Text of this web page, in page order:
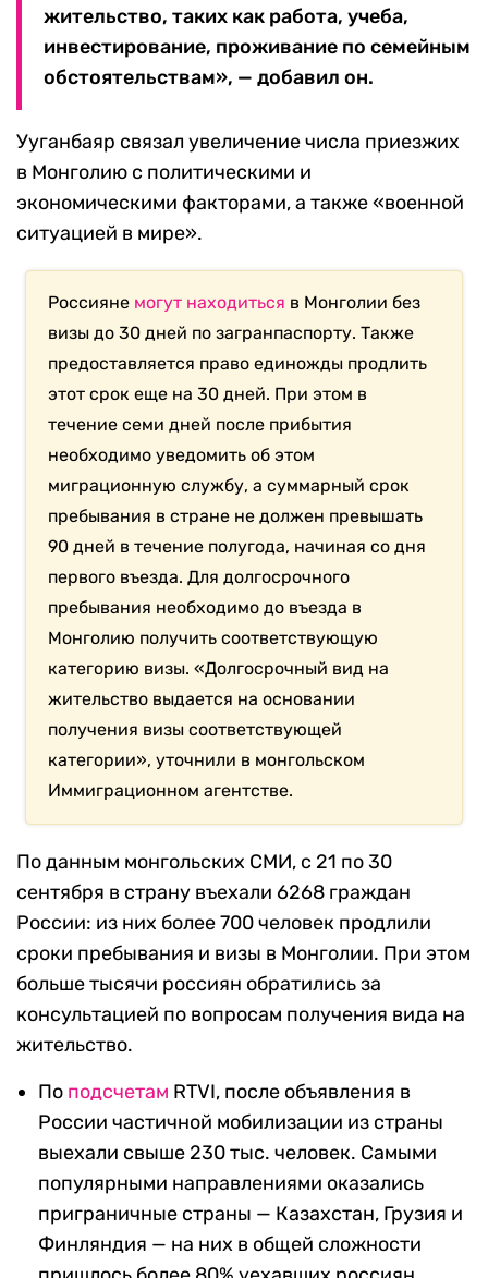
жительство, таких как работа, учеба,
инвестирование, проживание по семейным
обстоятельствам», — добавил он.
Ууганбаяр связал увеличение числа приезжих
в Монголию с политическими и
экономическими факторами, а также «военной
ситуацией в мире».
Россияне могут находиться в Монголии без
визы до 30 дней по загранпаспорту. Также
предоставляется право единожды продлить
этот срок еще на 30 дней. При этом в
течение семи дней после прибытия
необходимо уведомить об этом
миграционную службу, а суммарный срок
пребывания в стране не должен превышать
90 дней в течение полугода, начиная со дня
первого въезда. Для долгосрочного
пребывания необходимо до въезда в
Монголию получить соответствующую
категорию визы. «Долгосрочный вид на
жительство выдается на основании
получения визы соответствующей
категории», уточнили в монгольском
Иммиграционном агентстве.
По данным монгольских СМИ, с 21 по 30
сентября в страну въехали 6268 граждан
России: из них более 700 человек продлили
сроки пребывания и визы в Монголии. При этом
больше тысячи россиян обратились за
консультацией по вопросам получения вида на
жительство.
По подсчетам RTVI, после объявления в
России частичной мобилизации из страны
выехали свыше 230 тыс. человек. Самыми
популярными направлениями оказались
приграничные страны — Казахстан, Грузия и
Финляндия — на них в общей сложности